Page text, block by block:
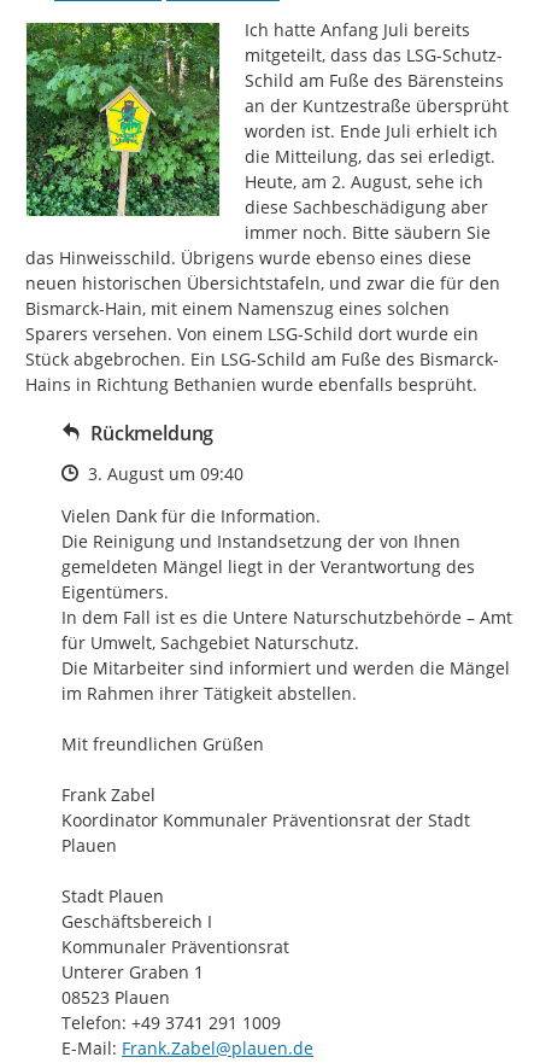
Ich hatte Anfang Juli bereits
mitgeteilt, dass das LSG-Schutz-
Schild am Fuße des Bärensteins
an der Kuntzestraße übersprüht
worden ist. Ende Juli erhielt ich
die Mitteilung, das sei erledigt.
Heute, am 2. August, sehe ich
diese Sachbeschädigung aber
immer noch. Bitte säubern Sie
das Hinweisschild. Übrigens wurde ebenso eines diese
neuen historischen Übersichtstafeln, und zwar die für den
Bismarck-Hain, mit einem Namenszug eines solchen
Sparers versehen. Von einem LSG-Schild dort wurde ein
Stück abgebrochen. Ein LSG-Schild am Fuße des Bismarck-
Hains in Richtung Bethanien wurde ebenfalls besprüht.
Rückmeldung
Zeitpunkt des Erstellens
3. August um 09:40
Vielen Dank für die Information.
Die Reinigung und Instandsetzung der von Ihnen
gemeldeten Mängel liegt in der Verantwortung des
Eigentümers.
In dem Fall ist es die Untere Naturschutzbehörde – Amt
für Umwelt, Sachgebiet Naturschutz.
Die Mitarbeiter sind informiert und werden die Mängel
im Rahmen ihrer Tätigkeit abstellen.
Mit freundlichen Grüßen
Frank Zabel
Koordinator Kommunaler Präventionsrat der Stadt
Plauen
Stadt Plauen
Geschäftsbereich I
Kommunaler Präventionsrat
Unterer Graben 1
08523 Plauen
Telefon: +49 3741 291 1009
E-Mail: Frank.Zabel@plauen.de